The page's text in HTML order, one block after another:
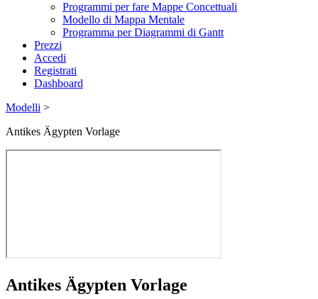
Programmi per fare Mappe Concettuali
Modello di Mappa Mentale
Programma per Diagrammi di Gantt
Prezzi
Accedi
Registrati
Dashboard
Modelli >
Antikes Ägypten Vorlage
Antikes Ägypten Vorlage